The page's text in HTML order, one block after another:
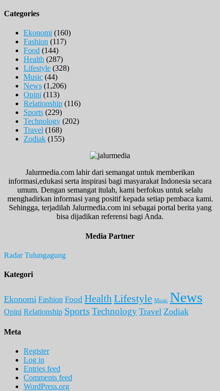
Categories
Ekonomi (160)
Fashion (117)
Food (144)
Health (287)
Lifestyle (328)
Music (44)
News (1,206)
Opini (113)
Relationship (116)
Sports (229)
Technology (202)
Travel (168)
Zodiak (155)
Jalurmedia.com lahir dari semangat untuk memberikan
informasi,edukasi serta inspirasi bagi masyarakat Indonesia secara
umum. Dengan semangat itulah, kami berfokus untuk selalu
menghadirkan informasi yang positif kepada setiap pembaca kami.
Sehingga, terjadilah Jalurmedia.com ini sebagai portal berita yang
bisa dijadikan referensi bagi Anda.
Media Partner
Radar Tulungagung
Kategori
Ekonomi Fashion Food Health Lifestyle Music News
Opini Relationship Sports Technology Travel Zodiak
Meta
Register
Log in
Entries feed
Comments feed
WordPress.org